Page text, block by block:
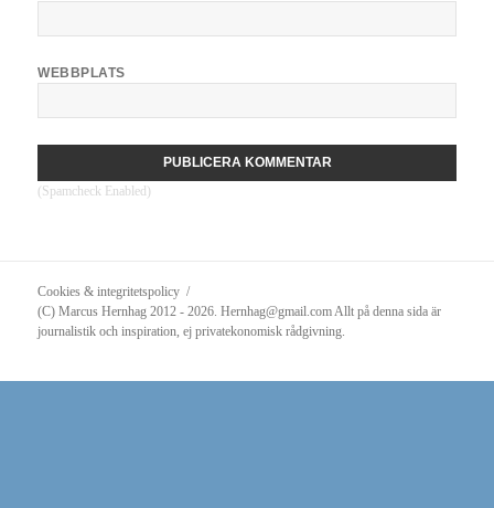
WEBBPLATS
(Spamcheck Enabled)
Cookies & integritetspolicy
(C) Marcus Hernhag 2012 - 2026. Hernhag@gmail.com Allt på denna sida är
journalistik och inspiration, ej privatekonomisk rådgivning.